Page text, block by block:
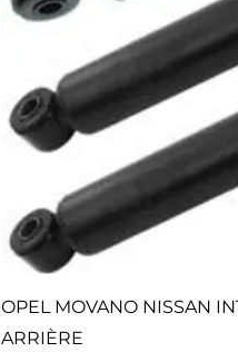
OPEL MOVANO NISSAN
ARRIÈRE